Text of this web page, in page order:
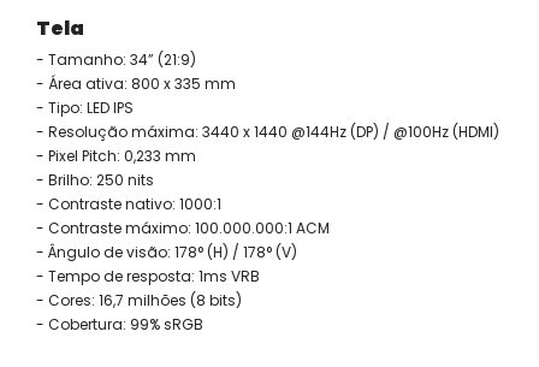
Tela
- Tamanho: 34” (21:9)
- Área ativa: 800 x 335 mm
- Tipo: LED IPS
- Resolução máxima: 3440 x 1440 @144Hz (DP) / @100Hz (HDMI)
- Pixel Pitch: 0,233 mm
- Brilho: 250 nits
- Contraste nativo: 1000:1
- Contraste máximo: 100.000.000:1 ACM
- Ângulo de visão: 178° (H) / 178° (V)
- Tempo de resposta: 1ms VRB
- Cores: 16,7 milhões (8 bits)
- Cobertura: 99% sRGB